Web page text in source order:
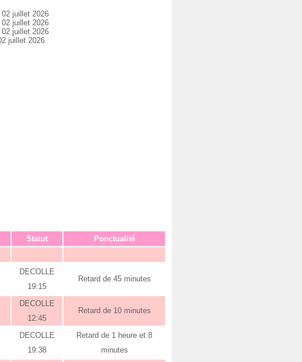
juillet 2026
juillet 2026
juillet 2026
juillet 2026
Statut
Ponctualité
DECOLLE
19:15
Retard de 45 minutes
DECOLLE
12:45
Retard de 10 minutes
DECOLLE
19:38
Retard de 1 heure et 8
minutes